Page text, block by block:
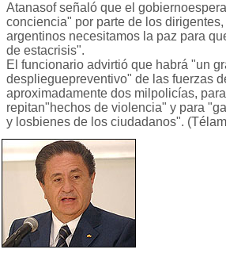
Atanasof señaló que el
conciencia" por parte de los
argentinos necesitamos la paz para
de estacrisis".
El funcionario advirtió que habrá "un
desplieguepreventivo" de las fuerzas
aproximadamente dos milpolicías,
repitan"hechos de violencia" y para
y losbienes de los ciudadanos".